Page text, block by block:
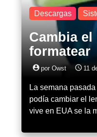
Descargas
Cambia
formatear
account_circle por Owst access_time 11
La semana
podía cambiar el
vive en EUA se la